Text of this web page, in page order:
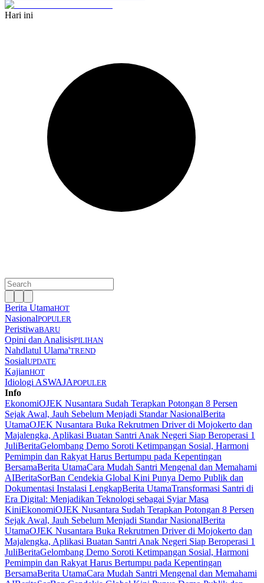
Hari ini
Berita UtamaHOT
NasionalPOPULER
PeristiwaBARU
Opini dan AnalisisPILIHAN
Nahdlatul Ulama'TREND
SosialUPDATE
KajianHOT
Idiologi ASWAJAPOPULER
Info
EkonomiOJEK Nusantara Sudah Terapkan Potongan 8 Persen
Sejak Awal, Jauh Sebelum Menjadi Standar NasionalBerita
UtamaOJEK Nusantara Buka Rekrutmen Driver di Mojokerto dan
Majalengka, Aplikasi Buatan Santri Anak Negeri Siap Beroperasi 1
JuliBeritaGelombang Demo Soroti Ketimpangan Sosial, Harmoni
Pemimpin dan Rakyat Harus Bertumpu pada Kepentingan
BersamaBerita UtamaCara Mudah Santri Mengenal dan Memahami
AIBeritaSorBan Cendekia Global Kini Punya Demo Publik dan
Dokumentasi Instalasi LengkapBerita UtamaTransformasi Santri di
Era Digital: Menjadikan Teknologi sebagai Syiar Masa
KiniEkonomiOJEK Nusantara Sudah Terapkan Potongan 8 Persen
Sejak Awal, Jauh Sebelum Menjadi Standar NasionalBerita
UtamaOJEK Nusantara Buka Rekrutmen Driver di Mojokerto dan
Majalengka, Aplikasi Buatan Santri Anak Negeri Siap Beroperasi 1
JuliBeritaGelombang Demo Soroti Ketimpangan Sosial, Harmoni
Pemimpin dan Rakyat Harus Bertumpu pada Kepentingan
BersamaBerita UtamaCara Mudah Santri Mengenal dan Memahami